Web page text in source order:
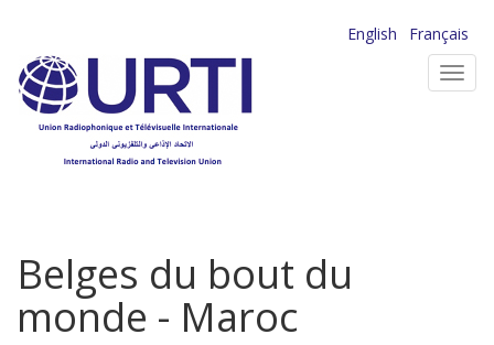
contenu
principal
English
Français
Belges du bout du
monde - Maroc